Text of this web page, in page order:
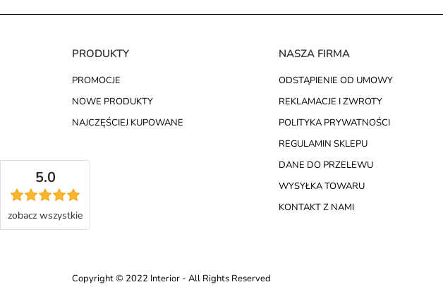
PRODUKTY
PROMOCJE
NOWE PRODUKTY
NAJCZĘŚCIEJ KUPOWANE
NASZA FIRMA
ODSTĄPIENIE OD UMOWY
REKLAMACJE I ZWROTY
POLITYKA PRYWATNOŚCI
REGULAMIN SKLEPU
DANE DO PRZELEWU
WYSYŁKA TOWARU
KONTAKT Z NAMI
Copyright © 2022 Interior - All Rights Reserved
5.0
zobacz wszystkie